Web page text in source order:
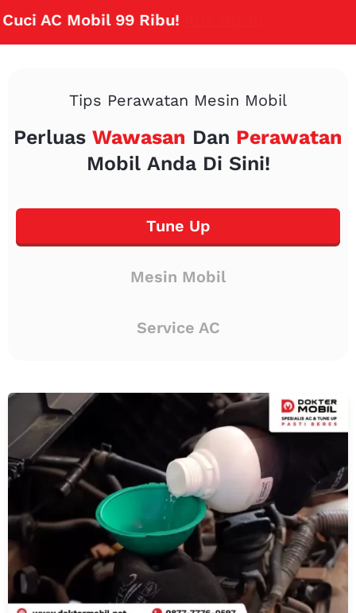
Mobil 99 Ribu!Klik Disini
Tips Perawatan Mesin Mobil
Perluas Wawasan Dan Perawatan
Mobil Anda Di Sini!
Tune Up
Mesin Mobil
Service AC